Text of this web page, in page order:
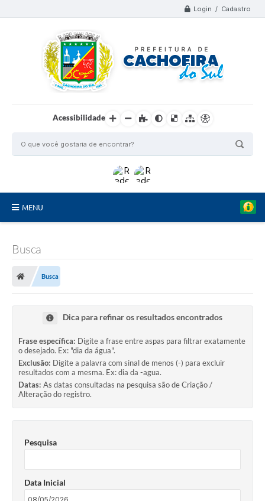
Login / Cadastro
Acessibilidade
MENU
Conselhos Municipais
Diário Oficial
Turismo
Coleta seletiva - Informações
Eventos
Legislação
A Nossa Cidade
Busca
Busca
Dica para refinar os resultados encontrados
Frase específica: Digite a frase entre aspas para filtrar exatamente
o desejado. Ex: "dia da água".
Exclusão: Digite a palavra com sinal de menos (-) para excluir
resultados com a mesma. Ex: dia da -agua.
Datas: As datas consultadas na pesquisa são de Criação /
Alteração do registro.
Pesquisa
Data Inicial